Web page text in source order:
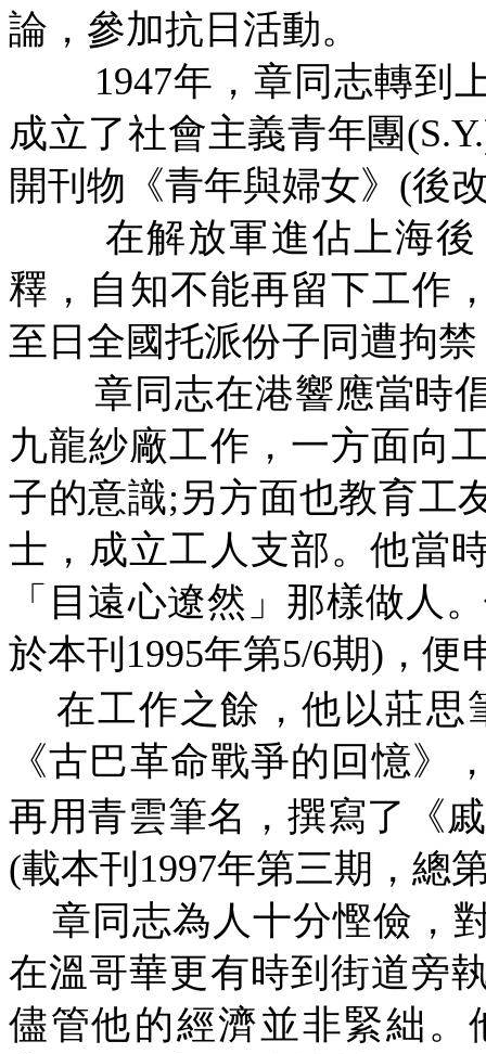
論，參加抗日活動。
1947年，章同志轉到
成立了社會主義青年團
開刊物《青年與婦女》 (後
在解放軍進佔上海
釋，自知不能再留下工作
至日全國托派份子同遭拘
章同志在港響應當時
九龍紗廠工作，一方面向
子的意識;另方面也教育工
士，成立工人支部。他當
「目遠心遼然」那樣做人
於本刊 1995年第5/6期) ，
在工作之餘，他以莊思
《古巴革命戰爭的回憶》
再用青雲筆名，撰寫了《
(載本刊 1997年第三期，總
章同志為人十分慳儉，
在溫哥華更有時到街道旁
儘管他的經濟並非緊絀